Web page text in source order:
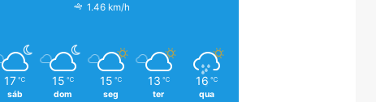
1.46 km/h
17 ℃
sáb
15 ℃
dom
15 ℃
seg
13 ℃
ter
16 ℃
qua